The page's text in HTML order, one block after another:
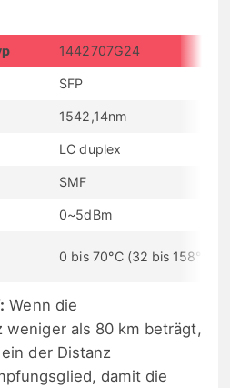
1442707G24
SFP
1542,14nm
LC duplex
SMF
0~5dBm
0 bis 70°C (32 bis 158°F)
Wenn die
weniger als 80 km beträgt,
der Distanz
damit die